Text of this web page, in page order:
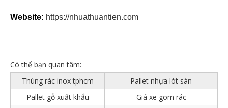
Website: https://nhuathuantien.com
Có thể bạn quan tâm:
Thùng rác inox tphcm
Pallet nhựa lót sàn
Pallet gỗ xuất khẩu
Giá xe gom rác